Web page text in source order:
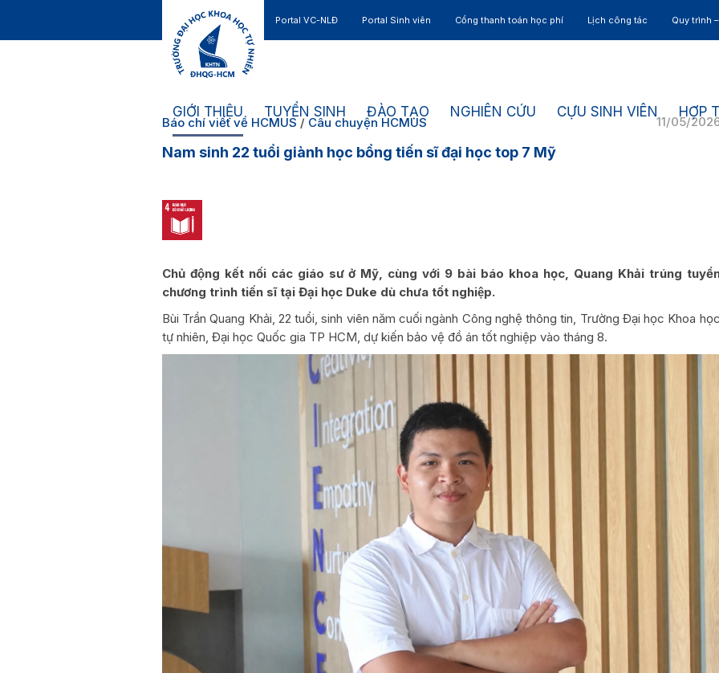
Portal VC-NLĐ Portal Sinh viên Cổng thanh toán học phí Lịch công tác Quy trình
GIỚI THIỆU TUYỂN SINH ĐÀO TẠO NGHIÊN CỨU CỰU SINH VIÊN HỢP
11/05/
Báo chí viết về HCMUS / Câu chuyện HCMUS
Nam sinh 22 tuổi giành học bổng tiến sĩ đại học top 7 Mỹ
Chủ động kết nối các giáo sư ở Mỹ, cùng với 9 bài báo khoa học, Quang Khải trúng
chương trình tiến sĩ tại Đại học Duke dù chưa tốt nghiệp.
Bùi Trần Quang Khải, 22 tuổi, sinh viên năm cuối ngành Công nghệ thông tin, Trường Đại học Khoa học
tự nhiên, Đại học Quốc gia TP HCM, dự kiến bảo vệ đồ án tốt nghiệp vào tháng 8.